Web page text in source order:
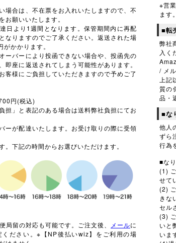
場合は、不在票をお入れいたしますので、不
お願いいたします。
日より1週間となります。保管期間内に再配
なりますのでご了承ください。返送された場
かかります。
ーバーにより投函できない場合や、投函先の
即座に返送されてしまう可能性があります。
客様にご負担していただきますので予めご了
円(税込)
担」と表記のある場合は送料弊社負担にてお
ーが配達いたします。お受け取りの際に受領
。下記の時間からお選びいただけます。
局留の対応も可能です。ご注文後、
メールに
ださい。※【NP後払いwiz】をご利用の場
※営
ます。
■転
弊社
入く
/ メ
上
質の
品・
■な
他人
ずら
行為
■な
(1)
せて
(2)
きな
セル
(3)
いと
いま